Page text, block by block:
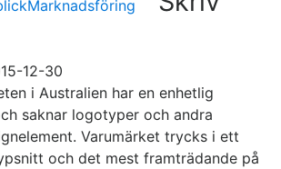
Marknadsföring
12-30
i Australien har en enhetlig
saknar logotyper och andra
Varumärket trycks i ett
och det mest framträdande på